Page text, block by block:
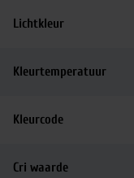
Lichtkleur
Kleurtemperatuur
Kleurcode
Cri waarde